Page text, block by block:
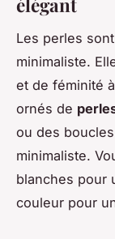
élégant
Les perles
minimaliste.
et de féminité
ornés de
ou des
minimaliste.
blanches pour
couleur pour